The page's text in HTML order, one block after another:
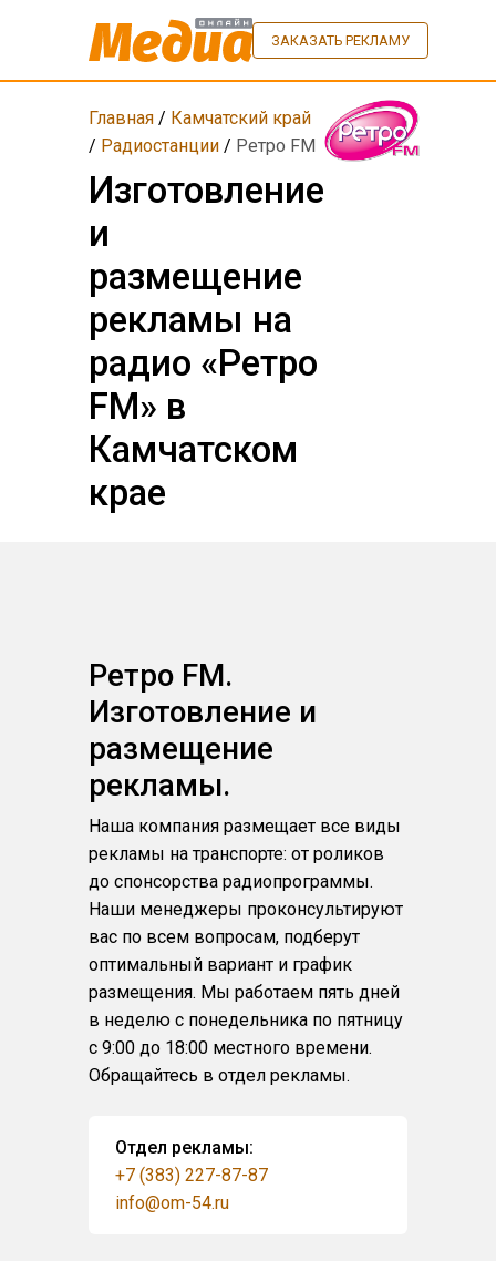
ЗАКАЗАТЬ РЕКЛАМУ
Главная / Камчатский край
/ Радиостанции / Ретро FM
Изготовление
и
размещение
рекламы на
радио «Ретро
FM» в
Камчатском
крае
Ретро FM.
Изготовление и
размещение
рекламы.
Наша компания размещает все виды
рекламы на транспорте: от роликов
до спонсорства радиопрограммы.
Наши менеджеры проконсультируют
вас по всем вопросам, подберут
оптимальный вариант и график
размещения. Мы работаем пять дней
в неделю с понедельника по пятницу
с 9:00 до 18:00 местного времени.
Обращайтесь в отдел рекламы.
Отдел рекламы:
+7 (383) 227-87-87
info@om-54.ru